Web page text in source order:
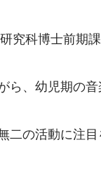
究科博士前期
ら、幼児期の音
二の活動に注目